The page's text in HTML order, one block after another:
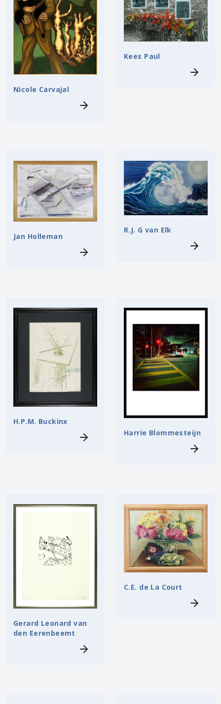
Nicole Carvajal
Kees Paul
Jan Holleman
R.J. G van Elk
H.P.M. Buckinx
Harrie Blommesteijn
Gerard Leonard van
den Eerenbeemt
C.E. de La Court